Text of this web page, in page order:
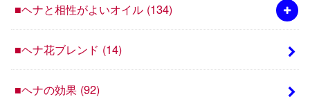
■ヘナと相性がよいオイル (134)
■ヘナ花ブレンド (14)
■ヘナの効果 (92)